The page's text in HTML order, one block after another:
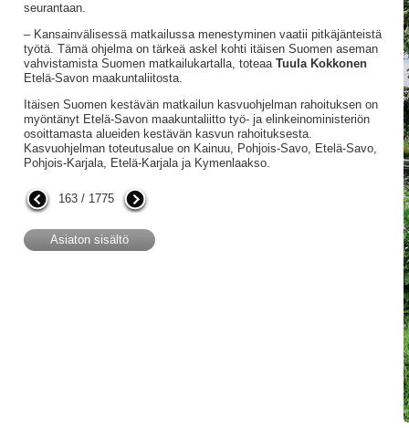
seurantaan.
– Kansainvälisessä matkailussa menestyminen vaatii pitkäjänteistä
työtä. Tämä ohjelma on tärkeä askel kohti itäisen Suomen aseman
vahvistamista Suomen matkailukartalla, toteaa Tuula Kokkonen
Etelä-Savon maakuntaliitosta.
Itäisen Suomen kestävän matkailun kasvuohjelman rahoituksen on
myöntänyt Etelä-Savon maakuntaliitto työ- ja elinkeinoministeriön
osoittamasta alueiden kestävän kasvun rahoituksesta.
Kasvuohjelman toteutusalue on Kainuu, Pohjois-Savo, Etelä-Savo,
Pohjois-Karjala, Etelä-Karjala ja Kymenlaakso.
163 / 1775
Asiaton sisältö